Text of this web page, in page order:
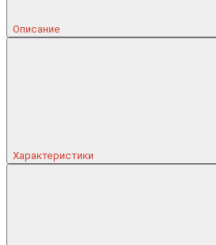
Описание
Характеристики